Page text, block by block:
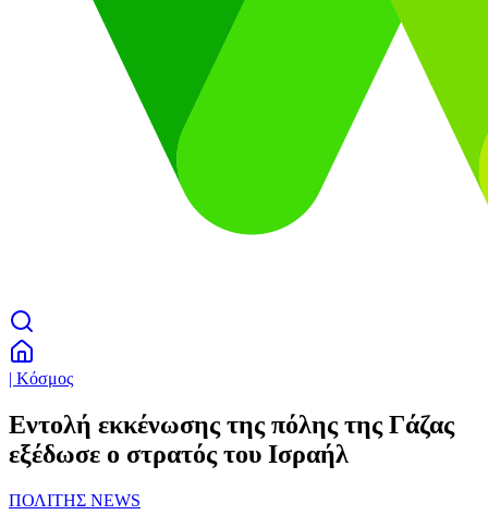
| Κόσμος
Εντολή εκκένωσης της πόλης της Γάζας
εξέδωσε ο στρατός του Ισραήλ
ΠΟΛΙΤΗΣ NEWS